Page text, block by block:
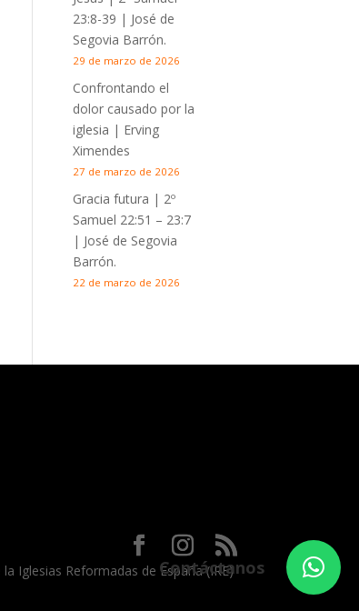
23:8-39 | José de
Segovia Barrón.
29 de marzo de 2026
Confrontando el
dolor causado por la
iglesia | Erving
Ximendes
27 de marzo de 2026
Gracia futura | 2º
Samuel 22:51 – 23:7
| José de Segovia
Barrón.
22 de marzo de 2026
Iglesias Reformadas de España (IRE)
Contáctanos